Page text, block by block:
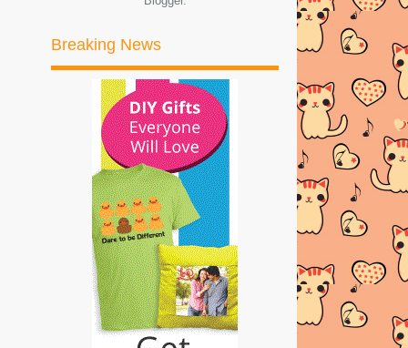
(269)
(327)
(522)
(481)
2012(24)
Breaking News